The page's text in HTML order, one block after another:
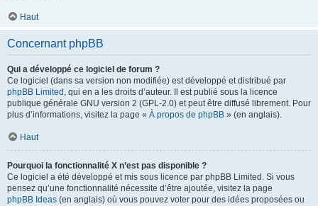
Haut
Concernant phpBB
Qui a développé ce logiciel de forum ?
Ce logiciel (dans sa version non modifiée) est développé et distribué par
phpBB Limited , qui en a les droits d’auteur. Il est publié sous la licence
publique générale GNU version 2 (GPL-2.0) et peut être diffusé librement. Pour
plus d’informations, visitez la page « À propos de phpBB » (en anglais).
Haut
Pourquoi la fonctionnalité X n’est pas disponible ?
Ce logiciel a été développé et mis sous licence par phpBB Limited. Si vous
pensez qu’une fonctionnalité nécessite d’être ajoutée, visitez la page
phpBB Ideas (en anglais) où vous pouvez voter pour des idées proposées ou